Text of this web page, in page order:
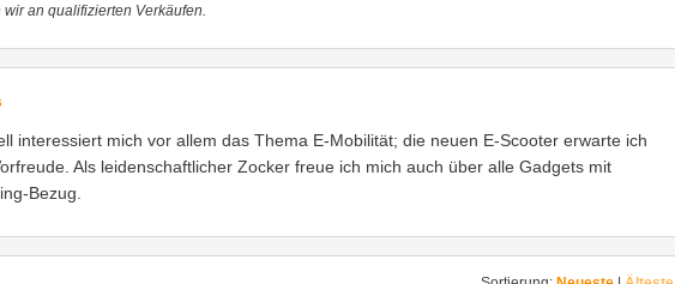
an qualifizierten Verkäufen.
interessiert mich vor allem das Thema E-Mobilität; die neuen E-Scooter erwarte ich
Als leidenschaftlicher Zocker freue ich mich auch über alle Gadgets mit
Bezug.